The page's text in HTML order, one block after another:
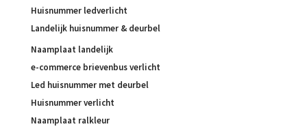
Huisnummer ledverlicht
Landelijk huisnummer & deurbel
Naamplaat landelijk
e-commerce brievenbus verlicht
Led huisnummer met deurbel
Huisnummer verlicht
Naamplaat ralkleur